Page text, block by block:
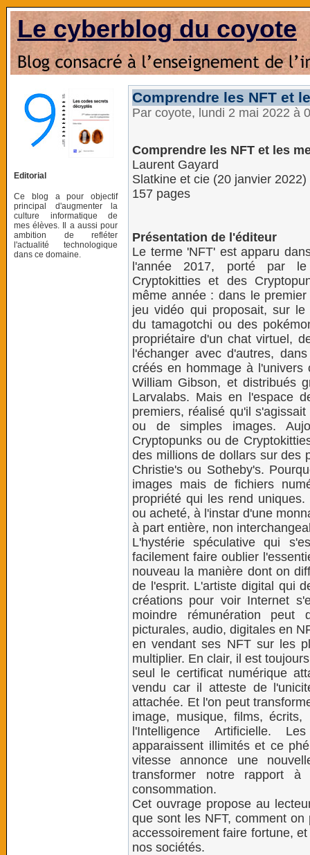
Le cyberblog du coyote
Editorial
Ce blog a pour objectif
principal d'augmenter la
culture informatique de
mes élèves. Il a aussi pour
ambition de refléter
l'actualité technologique
dans ce domaine.
Comprendre les NFT et
Par coyote, lundi 2 mai 2022 à
Comprendre les NFT et les
Laurent Gayard
Slatkine et cie (20 janvier 2022)
157 pages
Présentation de l'éditeur
Le terme 'NFT' est apparu
l'année 2017, porté par
Cryptokitties et des
même année : dans le
jeu vidéo qui proposait, sur le
du tamagotchi ou des
propriétaire d'un chat virtuel,
l'échanger avec d'autres,
créés en hommage à l'univers
William Gibson, et distribués
Larvalabs. Mais en l'espace
premiers, réalisé qu'il
ou de simples images.
Cryptopunks ou de
des millions de dollars sur des
Christie's ou Sotheby's.
images mais de fichiers
propriété qui les rend
ou acheté, à l'instar d'une
à part entière, non
L'hystérie spéculative qui
facilement faire oublier
nouveau la manière dont on
de l'esprit. L'artiste digital qui
créations pour voir Internet
moindre rémunération peut
picturales, audio, digitales en
en vendant ses NFT sur les
multiplier. En clair, il est
seul le certificat numérique
vendu car il atteste de
attachée. Et l'on peut
image, musique, films,
l'Intelligence Artificielle.
apparaissent illimités et ce
vitesse annonce une
transformer notre rapport
consommation.
Cet ouvrage propose au
que sont les NFT, comment
accessoirement faire fortune,
nos sociétés.